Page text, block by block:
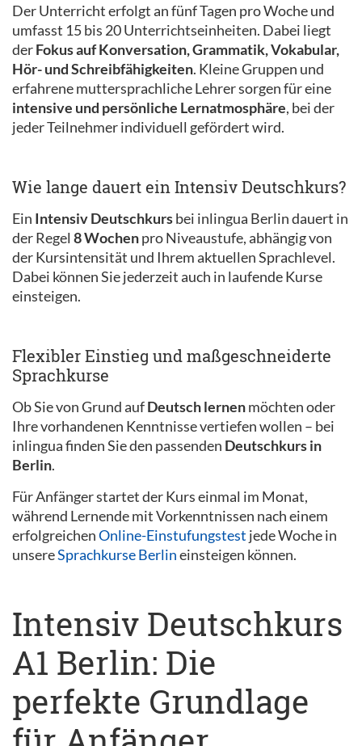
Der Unterricht erfolgt an fünf Tagen pro Woche und
umfasst 15 bis 20 Unterrichtseinheiten. Dabei liegt
derFokus auf Konversation, Grammatik, Vokabular,
Hör- und Schreibfähigkeiten. Kleine Gruppen und
erfahrene muttersprachliche Lehrer sorgen für eine
intensive und persönliche Lernatmosphäre, bei der
jeder Teilnehmer individuell gefördert wird.
Wie lange dauert ein Intensiv Deutschkurs?
Ein Intensiv Deutschkursbei inlingua Berlin dauert in
der Regel 8 Wochenpro Niveaustufe, abhängig von
der Kursintensität und Ihrem aktuellen Sprachlevel.
Dabei können Sie jederzeit auch in laufende Kurse
einsteigen.
Flexibler Einstieg und maßgeschneiderte
Sprachkurse
Ob Sie von Grund aufDeutsch lernenmöchten oder
Ihre vorhandenen Kenntnisse vertiefen wollen – bei
inlingua finden Sie den passenden Deutschkurs in
Berlin.
Für Anfänger startet der Kurs einmal im Monat,
während Lernende mit Vorkenntnissen nach einem
erfolgreichenOnline-Einstufungstest jede Woche in
unsereSprachkurse Berlineinsteigen können.
Intensiv Deutschkurs
A1 Berlin: Die
perfekte Grundlage